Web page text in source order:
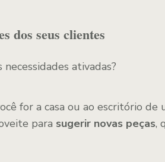
dos seus clientes
ativadas?
for a casa ou ao escritório
para sugerir novas peças,